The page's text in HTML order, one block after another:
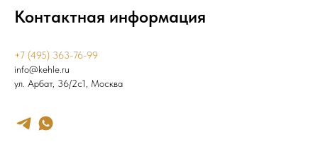
Контактная информация
+7 (495) 363-76-99
info@kehle.ru
ул. Арбат, 36/2с1, Москва